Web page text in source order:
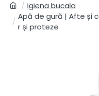
Igiena bucala
Apă de gură | Afte și
r și proteze